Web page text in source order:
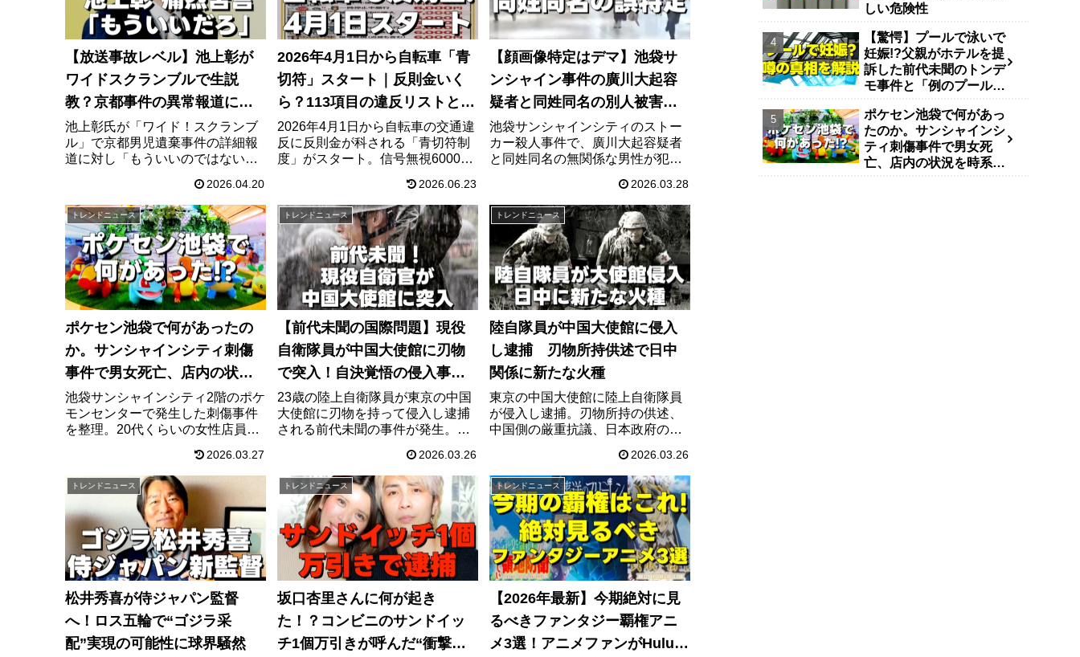
【放送事故レベル】池上彰が
ワイドスクランブルで生説
教？京都事件の異常報道に
「もういい」と激怒の理由
池上彰氏が「ワイド！スクランブ
ル」で京都男児遺棄事件の詳細報
道に対し「もういいのではない
説。大下容子アナの反応や、過熱
する事件報道の問題点と今後のあ
り方について深く掘り下げます。
2026.04.20
2026年4月1日から自転車「青
切符」スタート｜反則金いく
ら？113項目の違反リストと対
策まとめ
2026年4月1日から自転車の交通違
反に反則金が科される「青切符制
度」がスタート。信号無視6000
項目の違反と金額を一覧で解説。
イヤホン・ヘルメット・左折レー
ンの疑問にも答える完全まとめ。
2026.06.23
【顔画像特定はデマ】池袋サ
ンシャイン事件の廣川大起容
疑者と同姓同名の別人被害！
SNS拡散の恐怖とストーカー
事件の全貌
池袋サンシャインシティのストー
カー殺人事件で、廣川大起容疑者
と同姓同名の無関係な男性が犯人
定班によるデマ拡散の法的リスク
と、逮捕や禁止命令でも防げなか
った事件の全貌と日本のストーカ
ー対策の限界を徹底解説します。
2026.03.28
トレンドニュース
ポケセン池袋で何があったの
か。サンシャインシティ刺傷
事件で男女死亡、店内の状況
を時系列で整理
池袋サンシャインシティ2階のポケ
モンセンターで発生した刺傷事件
を整理。20代くらいの女性店員と
して捜査中。防犯カメラの内容、
目撃証言、現時点で分かっている
ことを時系列でまとめます。
2026.03.27
トレンドニュース
【前代未聞の国際問題】現役
自衛隊員が中国大使館に刃物
で突入！自決覚悟の侵入事件
が招く最悪のシナリオ
23歳の陸上自衛隊員が東京の中国
大使館に刃物を持って侵入し逮捕
される前代未聞の事件が発生。自
する中国政府の対応、軍国主義復
活の批判など崩壊寸前の日中関係
の全貌に迫ります。
2026.03.26
トレンドニュース
陸自隊員が中国大使館に侵入
し逮捕 刃物所持供述で日中
関係に新たな火種
東京の中国大使館に陸上自衛隊員
が侵入し逮捕。刃物所持の供述、
中国側の厳重抗議、日本政府の対
や事件の経緯まで最新情報を整理
します。
2026.03.26
トレンドニュース
松井秀喜が侍ジャパン監督
へ！ロス五輪で“ゴジラ采
配”実現の可能性に球界騒然
トレンドニュース
坂口杏里さんに何が起き
た！？コンビニのサンドイッ
チ1個万引きが呼んだ“衝撃逮
トレンドニュース
【2026年最新】今期絶対に見
るべきファンタジー覇権アニ
メ3選！アニメファンがHuluを
しい危険性
【驚愕】プールで泳いで
妊娠!?父親がホテルを提
訴した前代未聞のトンデ
モ事件と「例のプール」
ポケセン池袋で何があっ
たのか。サンシャインシ
ティ刺傷事件で男女死
亡、店内の状況を時系列